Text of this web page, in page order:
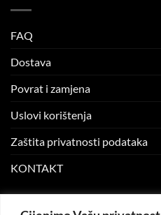
FAQ
Dostava
Povrat i zamjena
Uslovi korištenja
Zaštita privatnosti podataka
KONTAKT